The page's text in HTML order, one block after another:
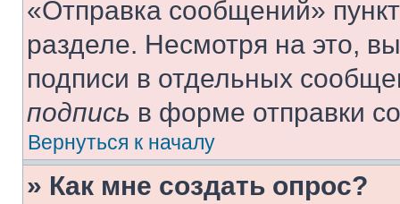
«Отправка сообщений»
разделе. Несмотря на это,
подписи в отдельных
подпись в форме отправки
Вернуться к началу
» Как мне создать опрос?